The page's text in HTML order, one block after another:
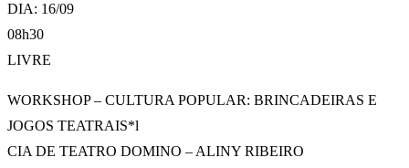
DIA: 16/09
08h30
LIVRE
WORKSHOP – CULTURA POPULAR: BRINCADEIRAS E
JOGOS TEATRAIS*l
CIA DE TEATRO DOMINO – ALINY RIBEIRO